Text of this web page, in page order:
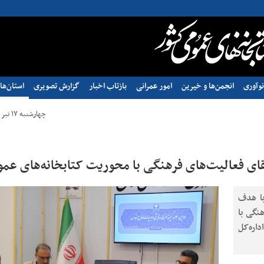
انجمن‌ها و خیرین امور عمرانی بازتاب اخبار گزارش تصویری استان‌ها
چهارشنبه ۱۷ تیر ۱۴۰۵ - ۰۸:۲۴
فعالیت‌های فرهنگی با محوریت کتابخانه‌های
هدف
با